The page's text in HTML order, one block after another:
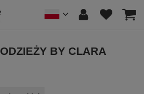
BY CLARA